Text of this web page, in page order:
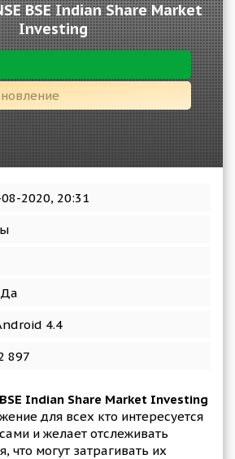
BSE Indian Share Market
Investing
2020, 20:31
Да
4.4
897
Indian Share Market Investing
для всех кто интересуется
и желает отслеживать
что могут затрагивать их